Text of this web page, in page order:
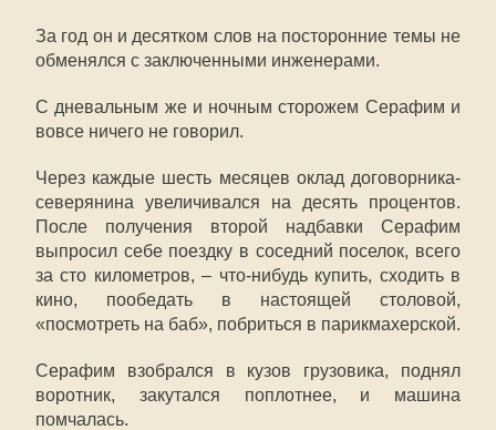
За год он и десятком слов на посторонние темы не
обменялся с заключенными инженерами.
С дневальным же и ночным сторожем Серафим и
вовсе ничего не говорил.
Через каждые шесть месяцев оклад договорника-
северянина увеличивался на десять процентов.
После получения второй надбавки Серафим
выпросил себе поездку в соседний поселок, всего
за сто километров, – что-нибудь купить, сходить в
кино, пообедать в настоящей столовой,
«посмотреть на баб», побриться в парикмахерской.
Серафим взобрался в кузов грузовика, поднял
воротник, закутался поплотнее, и машина
помчалась.